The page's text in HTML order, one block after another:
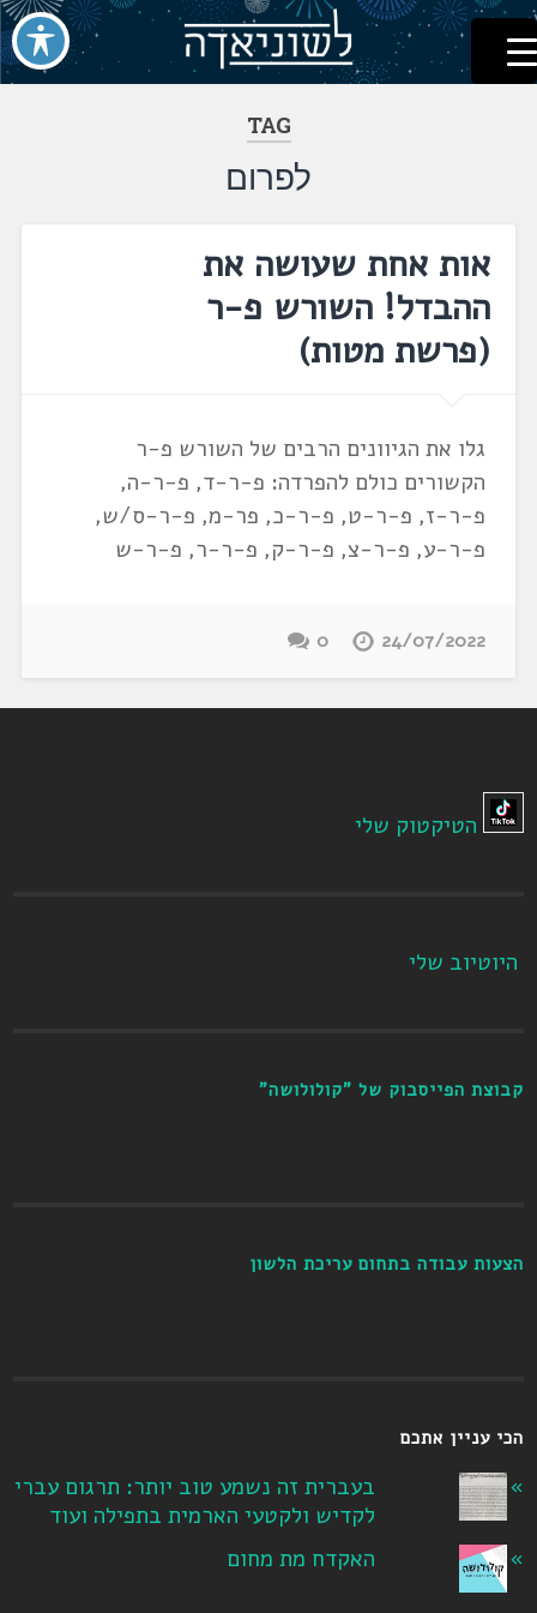
דלג
לתוכן
לשוניאדה
עברית. לשון. שפה
TAG
לפרום
אות אחת שעושה את
ההבדל! השורש פ-ר
(פרשת מטות)
גלו את הגיוונים הרבים של השורש פ-ר
הקשורים כולם להפרדה: פ-ר-ד, פ-ר-ה,
פ-ר-ז, פ-ר-ט, פ-ר-כ, פר-מ, פ-ר-ס/ש,
פ-ר-ע, פ-ר-צ, פ-ר-ק, פ-ר-ר, פ-ר-ש
24/07/2022
0
הטיקטוק שלי
היוטיוב שלי
קבוצת הפייסבוק של "קולולושה"
הצעות עבודה בתחום עריכת הלשון
הכי עניין אתכם
בעברית זה נשמע טוב יותר: תרגום עברי
לקדיש ולקטעי הארמית בתפילה ועוד
האקדח מת מחום